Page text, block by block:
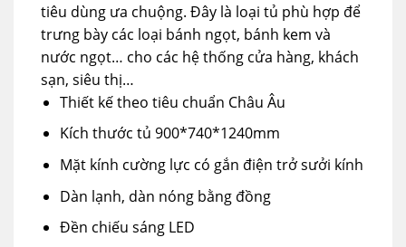
tiêu dùng ưa chuộng. Đây là loại tủ phù hợp để
trưng bày các loại bánh ngọt, bánh kem và
nước ngọt… cho các hệ thống cửa hàng, khách
sạn, siêu thị…
Thiết kế theo tiêu chuẩn Châu Âu
Kích thước tủ 900*740*1240mm
Mặt kính cường lực có gắn điện trở sưởi kính
Dàn lạnh, dàn nóng bằng đồng
Đền chiếu sáng LED